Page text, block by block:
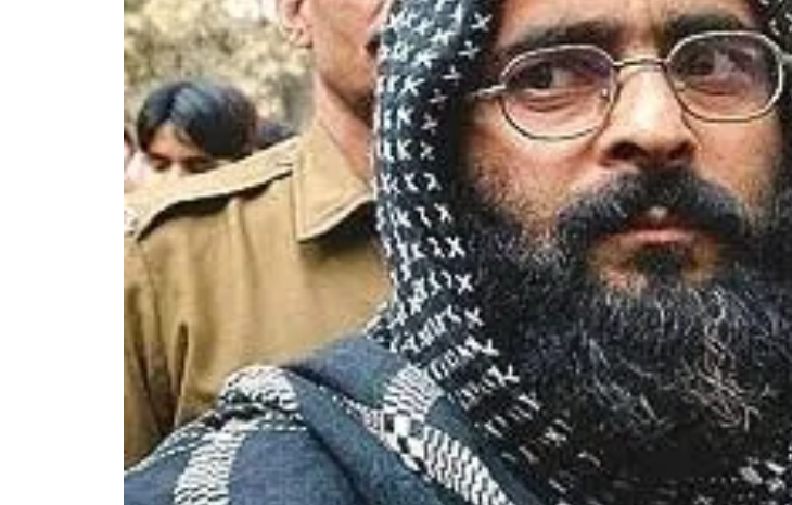
को
अ
फ
ज
ल
गु
रु
की
फां
सी
का
का
र
ण
न
हीं
प
ता